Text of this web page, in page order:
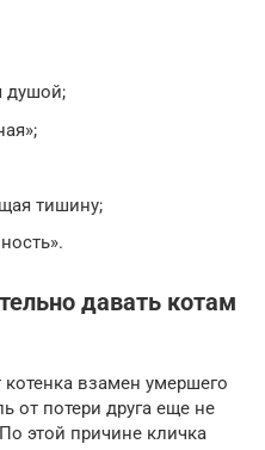
душой;
тишину;
давать котам
взамен умершего
от потери друга еще не
этой причине кличка